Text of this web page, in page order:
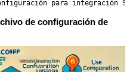
de configuración de